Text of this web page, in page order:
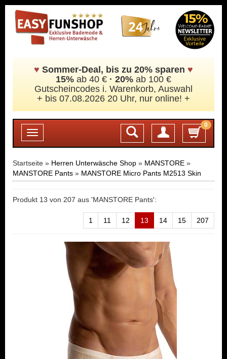
♥ Sommer-Deal, bis zu 20% sparen ♥
15% ab 40 € · 20% ab 100 €
Gutscheincodes i. Warenkorb, Auswahl
+ bis 07.08.2026 20 Uhr, nur online! +
Toggle
navigation
0
Login
Startseite » Herren Unterwäsche Shop » MANSTORE »
MANSTORE Pants » MANSTORE Micro Pants M2513 Skin
Produkt 13 von 207 aus 'MANSTORE Pants':
1 11 12 13 14 15 207